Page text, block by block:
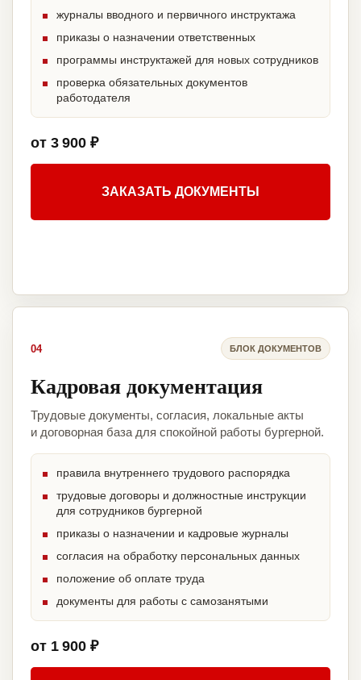
журналы вводного и первичного инструктажа
приказы о назначении ответственных
программы инструктажей для новых сотрудников
проверка обязательных документов
работодателя
от 3 900 ₽
ЗАКАЗАТЬ ДОКУМЕНТЫ
04 БЛОК ДОКУМЕНТОВ
Кадровая документация
Трудовые документы, согласия, локальные акты
и договорная база для спокойной работы бургерной.
правила внутреннего трудового распорядка
трудовые договоры и должностные инструкции
для сотрудников бургерной
приказы о назначении и кадровые журналы
согласия на обработку персональных данных
положение об оплате труда
документы для работы с самозанятыми
от 1 900 ₽